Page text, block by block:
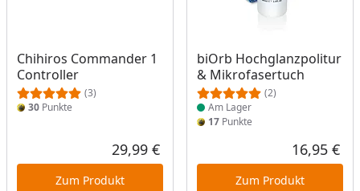
Chihiros Commander 1
Controller
(3)
30 Punkte
Aktueller Preis
29,99 €
Zum Produkt
biOrb Hochglanzpolitur
& Mikrofasertuch
(2)
Produkt am Lager
Am Lager
17Punkte
16,95 €
Zum Produkt